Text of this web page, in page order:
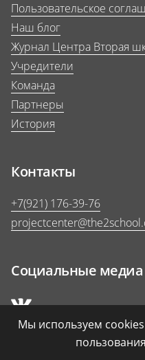
Пользовательское
Наш блог
Журнал Центра Вторая
Учредители
Команда
Партнеры
История
Контакты
+7(921) 176-39-76
Социальные медиа
Мы используем